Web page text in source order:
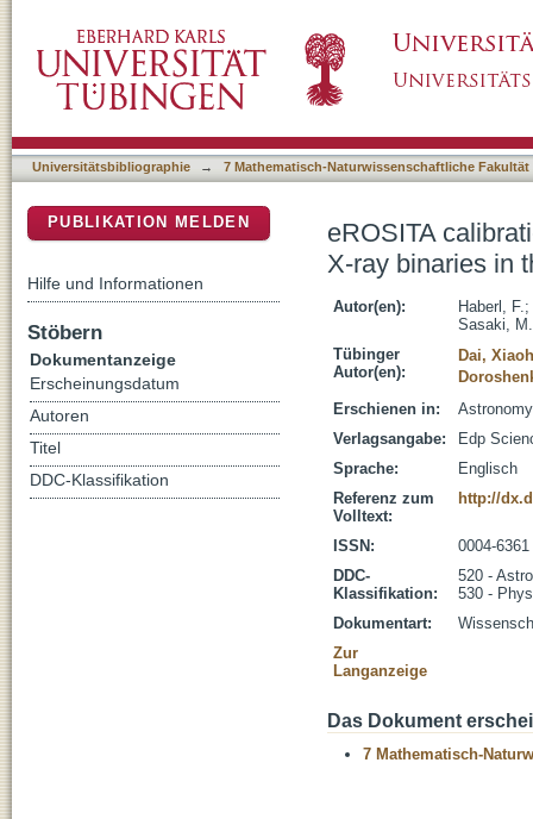
Magellanic Clouds
Universitätsbibliographie → 7 Mathematisch-Naturwissenschaftliche Fakultät
eROSITA
X-ray binaries in
Autor(en): Haberl, F.;
Sasaki, M.
Tübinger
Autor(en):
Dai,
Erschienen in:
Verlagsangabe:
Edp
Sprache:
Englisch
Referenz zum
Volltext:
http://
ISSN:
0004-6361
DDC-
Klassifikation:
520 -
530 -
Dokumentart:
Zur
Langanzeige
Das Dokument
7 Mathematisch-
PUBLIKATION MELDEN
Hilfe und Informationen
Stöbern
Dokumentanzeige
Erscheinungsdatum
Autoren
Titel
DDC-Klassifikation